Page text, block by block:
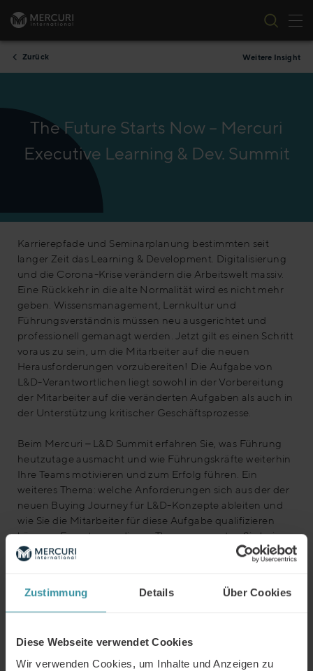
Zustimmung Details Über Cookies
Diese Webseite verwendet Cookies
Wir verwenden Cookies, um Inhalte und Anzeigen zu
Zum Inhalt springen
Zurück Weitere Insight
The Future Starts Now – Mercuri
Executive Learning & Dev. Summit
Karrierepfade und Seminarplanung bestimmten seit
langer Zeit das Learning & Development. Digitalisierung
und die Corona-Krise verändern die Arbeitswelt massiv.
Eine Rückkehr in die alte Normalität wird es nicht mehr
geben. Wissensmanagement, Lernkultur und
Führungsverständnis müssen neu ausgerichtet und
professionell gemanagt werden. Jetzt gilt es einen Schritt
voraus zu sein, um die Mitarbeiter auf die neuen
Herausforderungen vorzubereiten! Die Aufgabe von
L&D-Verantwortlichen liegt sowohl in der Vorbereitung
der Mitarbeiter auf die veränderten Aufgaben als auch in
der Unterstützung kritischer Geschäftsprozesse.
Beim Mercuri–L&D Summit erfahren Sie, was Führung
heutzutage ausmacht und wie Führungskräfte weiterhin
Ihre Teams motivieren und zum Erfolg führen. Ein
weiteres Thema: welche Anforderungen sich aus der der
neuen Buying Journey für L&D-Konzepte ableiten und
wie Sie die Mitarbeiter für diese Aufgabe qualifizieren
können. Experten zu diesen Themen erwarten Sie bei
dieser hochkarätigen Online-Veranstaltung am
05.10.2020 von 16:00 – 18:00 Uhr. Melden Sie sich
weitere Updates zu der Veranstaltung.